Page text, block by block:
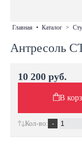
главная • каталог >
Антресоль
10 200 руб.
В
Кол-во: